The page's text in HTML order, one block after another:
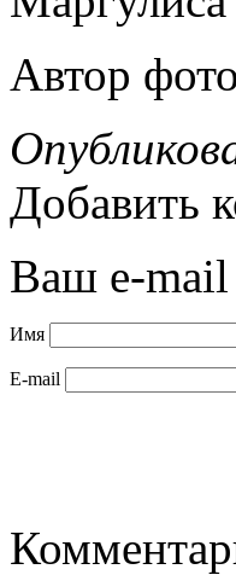
Автор
Добавить
Ваш e-mail
Имя
E-mail